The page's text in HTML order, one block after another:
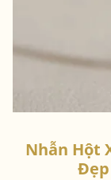
Nhẫn Hột
Đẹp